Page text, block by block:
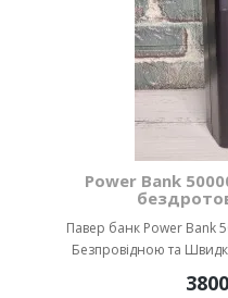
Power Bank
Павер банк Power Bank
Безпровідною та